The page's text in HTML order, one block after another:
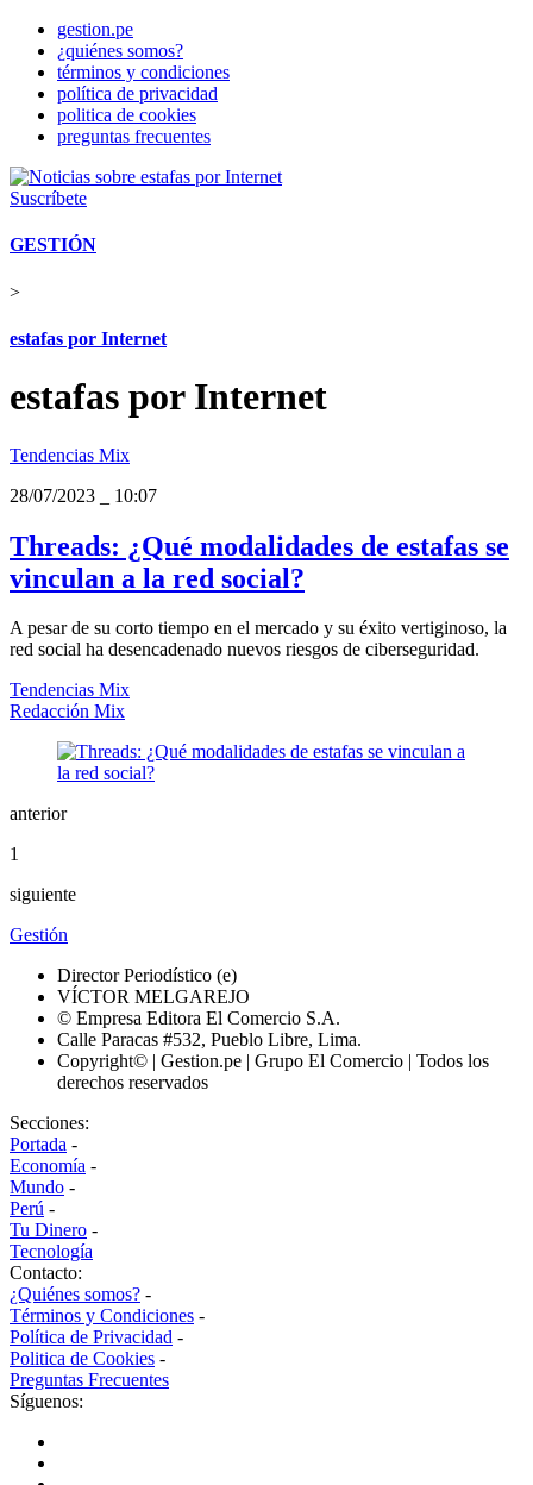
gestion.pe
¿quiénes somos?
términos y condiciones
política de privacidad
politica de cookies
preguntas frecuentes
Suscríbete
GESTIÓN
>
estafas por Internet
estafas por Internet
Tendencias Mix
28/07/2023
10:07
Threads: ¿Qué modalidades de estafas se
vinculan a la red social?
A pesar de su corto tiempo en el mercado y su éxito vertiginoso, la
red social ha desencadenado nuevos riesgos de ciberseguridad.
Tendencias Mix
Redacción Mix
anterior
1
siguiente
Gestión
Director Periodístico (e)
VÍCTOR MELGAREJO
© Empresa Editora El Comercio S.A.
Calle Paracas #532, Pueblo Libre, Lima.
Copyright© | Gestion.pe | Grupo El Comercio | Todos los
derechos reservados
Secciones:
Portada -
Economía -
Mundo -
Perú -
Tu Dinero -
Tecnología
Contacto:
¿Quiénes somos? -
Términos y Condiciones -
Política de Privacidad -
Politica de Cookies -
Preguntas Frecuentes
Síguenos: